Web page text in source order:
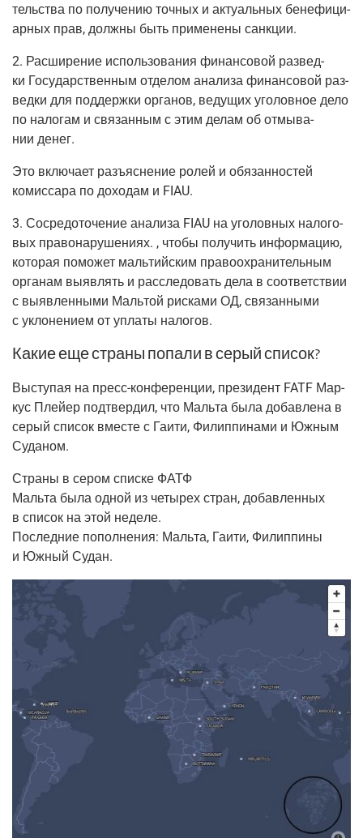
тель­ства по полу­че­нию точ­ных и акту­аль­ных бене­фи­ци­
ар­ных прав, долж­ны быть при­ме­не­ны санкции.
2. Рас­ши­ре­ние исполь­зо­ва­ния финан­со­вой раз­вед­
ки Госу­дар­ствен­ным отде­лом ана­ли­за финан­со­вой раз­
вед­ки для под­держ­ки орга­нов, веду­щих уго­лов­ное дело
по нало­гам и свя­зан­ным с этим делам об отмы­ва­
нии денег.
Это вклю­ча­ет разъ­яс­не­ние ролей и обя­зан­но­стей
комис­са­ра по дохо­дам и FIAU.
3. Сосре­до­то­че­ние ана­ли­за FIAU на уго­лов­ных нало­го­
вых пра­во­на­ру­ше­ни­ях. , что­бы полу­чить инфор­ма­цию,
кото­рая помо­жет маль­тий­ским пра­во­охра­ни­тель­ным
орга­нам выяв­лять и рас­сле­до­вать дела в соот­вет­ствии
с выяв­лен­ны­ми Маль­той рис­ка­ми ОД, свя­зан­ны­ми
с укло­не­ни­ем от упла­ты налогов.
Какие еще страны попали в серый список?
Высту­пая на пресс-кон­фе­рен­ции, пре­зи­дент FATF Мар­
кус Плей­ер под­твер­дил, что Маль­та была добав­ле­на ​​в
серый спи­сок вме­сте с Гаи­ти, Филип­пи­на­ми и Южным
Суда­ном.
Стра­ны в сером спис­ке ФАТФ
Маль­та была одной из четы­рех стран, добав­лен­ных
в спи­сок на этой неде­ле.
Послед­ние попол­не­ния: Маль­та, Гаи­ти, Филип­пи­ны
и Южный Судан.